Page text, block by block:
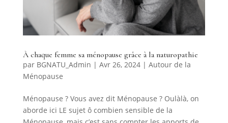
À chaque femme sa ménopause grâce à la naturopathie
par BGNATU_Admin | Avr 26, 2024| Autour de la
Ménopause
Ménopause ? Vous avez dit Ménopause ? Oulàlà, on
aborde ici LE sujet ô combien sensible de la